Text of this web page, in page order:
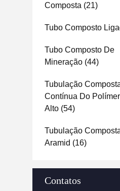
Composta (21)
Tubo Composto
Tubo Composto De
Mineração (44)
Tubulação
Contínua Do
Alto (54)
Tubulação
Aramid (16)
Contatos